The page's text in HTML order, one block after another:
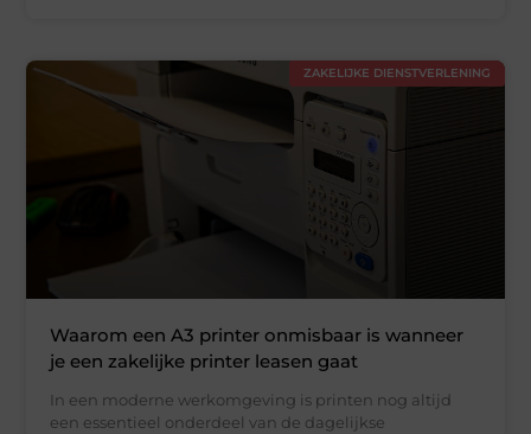
ZAKELIJKE DIENSTVERLENING
Waarom een A3 printer onmisbaar is wanneer
je een zakelijke printer leasen gaat
In een moderne werkomgeving is printen nog altijd
een essentieel onderdeel van de dagelijkse